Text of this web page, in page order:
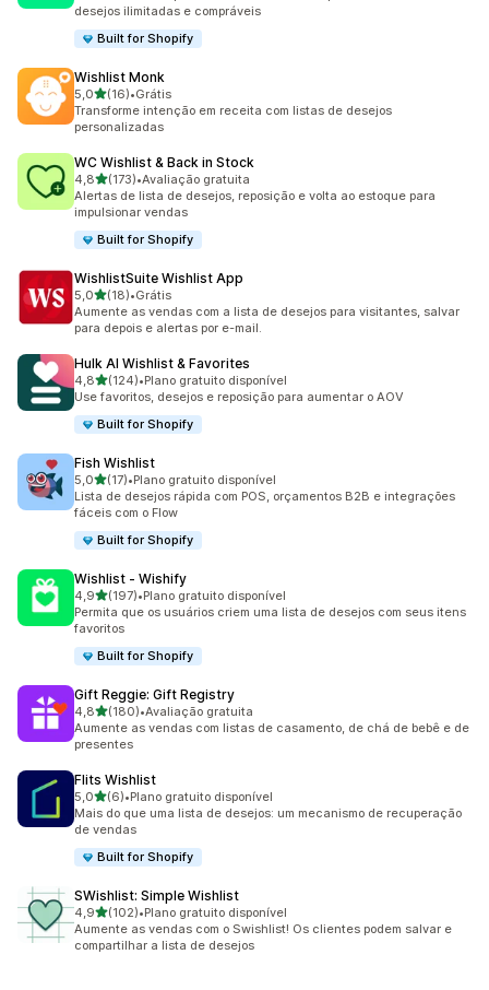
desejos ilimitadas e compráveis
Built for Shopify
Wishlist Monk
5,0de 5 estrelas
(16)
16 avaliações ao todo
•Grátis
Transforme intenção em receita com listas de desejos
personalizadas
WC Wishlist & Back in Stock
4,8de 5 estrelas
(173)
173 avaliações ao todo
•Avaliação gratuita
Alertas de lista de desejos, reposição e volta ao estoque para
impulsionar vendas
Built for Shopify
WishlistSuite Wishlist App
5,0de 5 estrelas
(18)
18 avaliações ao todo
•Grátis
Aumente as vendas com a lista de desejos para visitantes, salvar
para depois e alertas por e-mail.
Hulk AI Wishlist & Favorites
4,8de 5 estrelas
(124)
124 avaliações ao todo
•Plano gratuito disponível
Use favoritos, desejos e reposição para aumentar o AOV
Built for Shopify
Fish Wishlist
5,0de 5 estrelas
(17)
17 avaliações ao todo
•Plano gratuito disponível
Lista de desejos rápida com POS, orçamentos B2B e integrações
fáceis com o Flow
Built for Shopify
Wishlist ‑ Wishify
4,9de 5 estrelas
(197)
197 avaliações ao todo
•Plano gratuito disponível
Permita que os usuários criem uma lista de desejos com seus itens
favoritos
Built for Shopify
Gift Reggie: Gift Registry
4,8de 5 estrelas
(180)
180 avaliações ao todo
•Avaliação gratuita
Aumente as vendas com listas de casamento, de chá de bebê e de
presentes
Flits Wishlist
5,0de 5 estrelas
(6)
6 avaliações ao todo
•Plano gratuito disponível
Mais do que uma lista de desejos: um mecanismo de recuperação
de vendas
Built for Shopify
SWishlist: Simple Wishlist
4,9de 5 estrelas
(102)
102 avaliações ao todo
•Plano gratuito disponível
Aumente as vendas com o Swishlist! Os clientes podem salvar e
compartilhar a lista de desejos